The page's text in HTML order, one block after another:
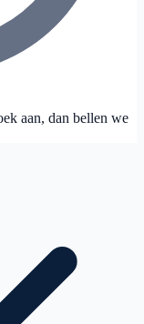
aan, dan bellen we